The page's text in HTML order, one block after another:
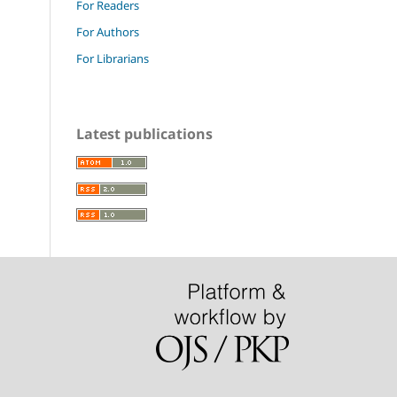
For Readers
For Authors
For Librarians
Latest publications